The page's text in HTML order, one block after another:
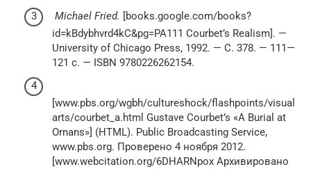
Michael Fried. [books.google.com/books?
id=kBdybhvrd4kC&pg=PA111 Courbet’s Realism]. —
University of Chicago Press, 1992. — С. 378. — 111—
121 с. — ISBN 9780226262154.
[www.pbs.org/wgbh/cultureshock/flashpoints/visual
arts/courbet_a.html Gustave Courbet’s «A Burial at
Ornans»] (HTML). Public Broadcasting Service,
www.pbs.org. Проверено 4 ноября 2012.
[www.webcitation.org/6DHARNpox Архивировано